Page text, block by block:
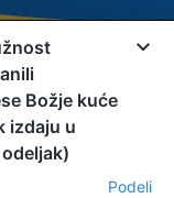
Božje kuće
izdaju u
Podeli